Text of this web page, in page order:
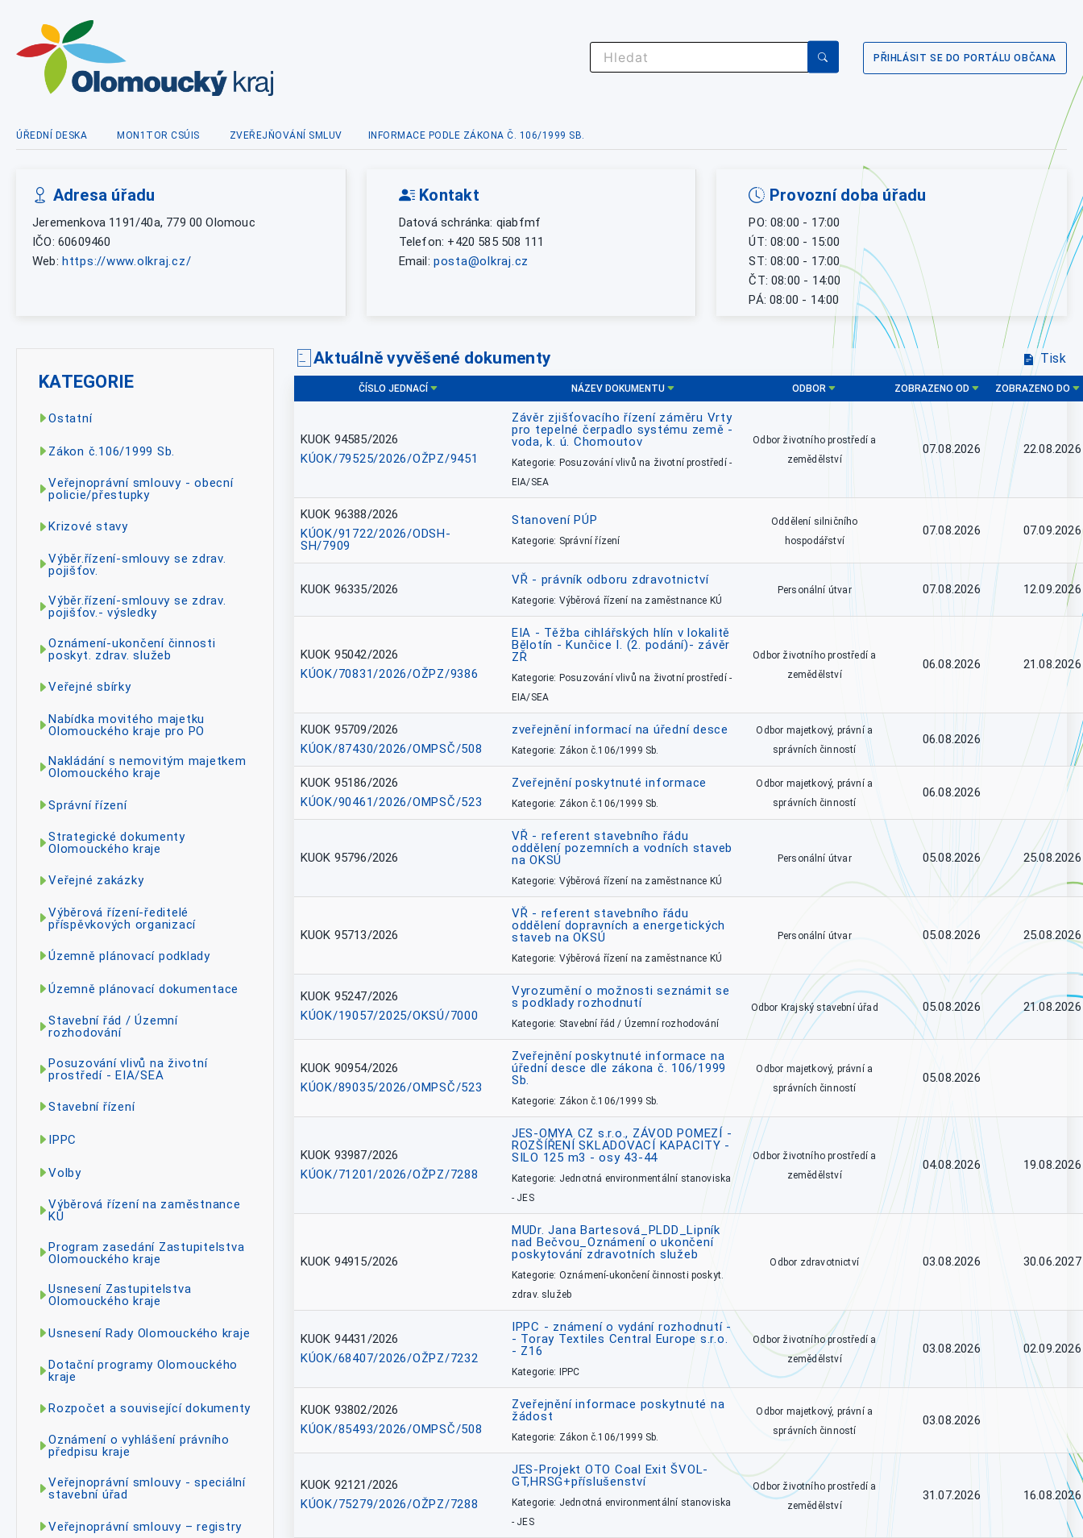
PŘIHLÁSIT SE DO PORTÁLU OBČANA
ÚŘEDNÍ DESKA MON1TOR CSÚIS ZVEŘEJŇOVÁNÍ SMLUV INFORMACE PODLE ZÁKONA Č. 106/1999 SB.
Adresa úřadu
Jeremenkova 1191/40a, 779 00 Olomouc
IČO: 60609460
Web: https://www.olkraj.cz/
Kontakt
Datová schránka: qiabfmf
Telefon: +420 585 508 111
Email: posta@olkraj.cz
Provozní doba úřadu
PO: 08:00 - 17:00
ÚT: 08:00 - 15:00
ST: 08:00 - 17:00
ČT: 08:00 - 14:00
PÁ: 08:00 - 14:00
KATEGORIE
Ostatní
Zákon č.106/1999 Sb.
Veřejnoprávní smlouvy - obecní
policie/přestupky
Krizové stavy
Výběr.řízení-smlouvy se zdrav.
pojišťov.
Výběr.řízení-smlouvy se zdrav.
pojišťov.- výsledky
Oznámení-ukončení činnosti
poskyt. zdrav. služeb
Veřejné sbírky
Nabídka movitého majetku
Olomouckého kraje pro PO
Nakládání s nemovitým majetkem
Olomouckého kraje
Správní řízení
Strategické dokumenty
Olomouckého kraje
Veřejné zakázky
Výběrová řízení-ředitelé
příspěvkových organizací
Územně plánovací podklady
Územně plánovací dokumentace
Stavební řád / Územní
rozhodování
Posuzování vlivů na životní
prostředí - EIA/SEA
Stavební řízení
IPPC
Volby
Výběrová řízení na zaměstnance
KÚ
Program zasedání Zastupitelstva
Olomouckého kraje
Usnesení Zastupitelstva
Olomouckého kraje
Usnesení Rady Olomouckého kraje
Dotační programy Olomouckého
kraje
Rozpočet a související dokumenty
Oznámení o vyhlášení právního
předpisu kraje
Veřejnoprávní smlouvy - speciální
stavební úřad
Veřejnoprávní smlouvy – registry
Aktuálně vyvěšené dokumenty Tisk
ČÍSLO JEDNACÍ NÁZEV DOKUMENTU ODBOR ZOBRAZENO OD ZOBRAZENO DO
KUOK 94585/2026
KÚOK/79525/2026/OŽPZ/9451
Závěr zjišťovacího řízení záměru Vrty
pro tepelné čerpadlo systému země -
voda, k. ú. Chomoutov
Kategorie: Posuzování vlivů na životní prostředí -
EIA/SEA
Odbor životního prostředí a
zemědělství
07.08.2026 22.08.2026
KUOK 96388/2026
KÚOK/91722/2026/ODSH-
SH/7909
Stanovení PÚP
Kategorie: Správní řízení
Oddělení silničního
hospodářství
07.08.2026 07.09.2026
KUOK 96335/2026
VŘ - právník odboru zdravotnictví
Kategorie: Výběrová řízení na zaměstnance KÚ
Personální útvar 07.08.2026 12.09.2026
KUOK 95042/2026
KÚOK/70831/2026/OŽPZ/9386
EIA - Těžba cihlářských hlín v lokalitě
Bělotín - Kunčice I. (2. podání)- závěr
ZŘ
Kategorie: Posuzování vlivů na životní prostředí -
EIA/SEA
Odbor životního prostředí a
zemědělství
06.08.2026 21.08.2026
KUOK 95709/2026
KÚOK/87430/2026/OMPSČ/508
zveřejnění informací na úřední desce
Kategorie: Zákon č.106/1999 Sb.
Odbor majetkový, právní a
správních činností
06.08.2026
KUOK 95186/2026
KÚOK/90461/2026/OMPSČ/523
Zveřejnění poskytnuté informace
Kategorie: Zákon č.106/1999 Sb.
Odbor majetkový, právní a
správních činností
06.08.2026
KUOK 95796/2026
VŘ - referent stavebního řádu
oddělení pozemních a vodních staveb
na OKSÚ
Kategorie: Výběrová řízení na zaměstnance KÚ
Personální útvar 05.08.2026 25.08.2026
KUOK 95713/2026
VŘ - referent stavebního řádu
oddělení dopravních a energetických
staveb na OKSÚ
Kategorie: Výběrová řízení na zaměstnance KÚ
Personální útvar 05.08.2026 25.08.2026
KUOK 95247/2026
KÚOK/19057/2025/OKSÚ/7000
Vyrozumění o možnosti seznámit se
s podklady rozhodnutí
Kategorie: Stavební řád / Územní rozhodování
Odbor Krajský stavební úřad 05.08.2026 21.08.2026
KUOK 90954/2026
KÚOK/89035/2026/OMPSČ/523
Zveřejnění poskytnuté informace na
úřední desce dle zákona č. 106/1999
Sb.
Kategorie: Zákon č.106/1999 Sb.
Odbor majetkový, právní a
správních činností
05.08.2026
KUOK 93987/2026
KÚOK/71201/2026/OŽPZ/7288
JES-OMYA CZ s.r.o., ZÁVOD POMEZÍ -
ROZŠÍŘENÍ SKLADOVACÍ KAPACITY -
SILO 125 m3 - osy 43-44
Kategorie: Jednotná environmentální stanoviska
- JES
Odbor životního prostředí a
zemědělství
04.08.2026 19.08.2026
KUOK 94915/2026
MUDr. Jana Bartesová_PLDD_Lipník
nad Bečvou_Oznámení o ukončení
poskytování zdravotních služeb
Kategorie: Oznámení-ukončení činnosti poskyt.
zdrav. služeb
Odbor zdravotnictví 03.08.2026 30.06.2027
KUOK 94431/2026
KÚOK/68407/2026/OŽPZ/7232
IPPC - známení o vydání rozhodnutí -
- Toray Textiles Central Europe s.r.o.
- Z16
Kategorie: IPPC
Odbor životního prostředí a
zemědělství
03.08.2026 02.09.2026
KUOK 93802/2026
KÚOK/85493/2026/OMPSČ/508
Zveřejnění informace poskytnuté na
žádost
Kategorie: Zákon č.106/1999 Sb.
Odbor majetkový, právní a
správních činností
03.08.2026
KUOK 92121/2026
KÚOK/75279/2026/OŽPZ/7288
JES-Projekt OTO Coal Exit ŠVOL-
GT,HRSG+příslušenství
Kategorie: Jednotná environmentální stanoviska
- JES
Odbor životního prostředí a
zemědělství
31.07.2026 16.08.2026